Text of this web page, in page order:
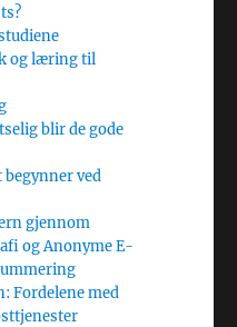
og læring til
blir de gode
ved
gjennom
og Anonyme E-
Fordelene med